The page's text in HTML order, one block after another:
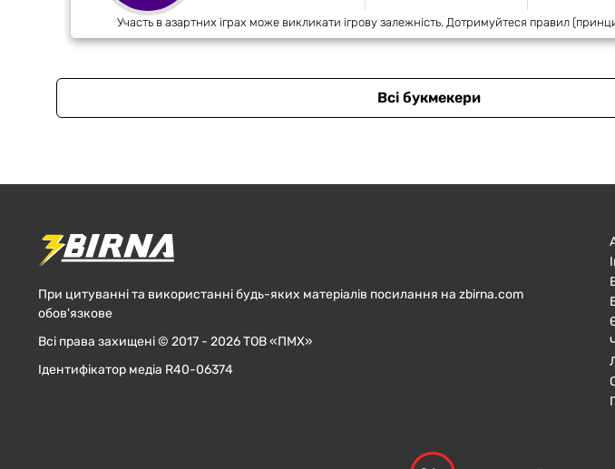
Участь в азартних іграх може викликати ігрову залежність. Дотримуйтеся правил
Всі букмекери
При цитуванні та використанні будь-яких матеріалів посилання на zbirna.com
обов'язкове
Всі права захищені © 2017 - 2026 ТОВ «ПМХ»
Ідентифікатор медіа R40-06374